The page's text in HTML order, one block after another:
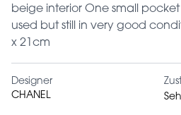
beige interior One small
used but still in very good
x 21cm
Designer
CHANEL